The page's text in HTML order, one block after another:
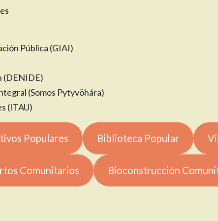
Pública (GIAI)
(DENIDE)
(Somos Pytyvöhára)
(ITAU)
Populares Biblioteca Popular
Comunitarios Bioconstrucción